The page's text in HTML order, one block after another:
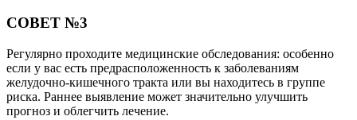
СОВЕТ №3
Регулярно проходите медицинские обследования: особенно
если у вас есть предрасположенность к заболеваниям
желудочно-кишечного тракта или вы находитесь в группе
риска. Раннее выявление может значительно улучшить
прогноз и облегчить лечение.